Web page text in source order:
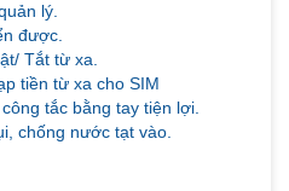
lý.
được.
Tắt từ xa.
tiền từ xa cho SIM
tắc bằng tay tiện lợi.
chống nước tạt vào.